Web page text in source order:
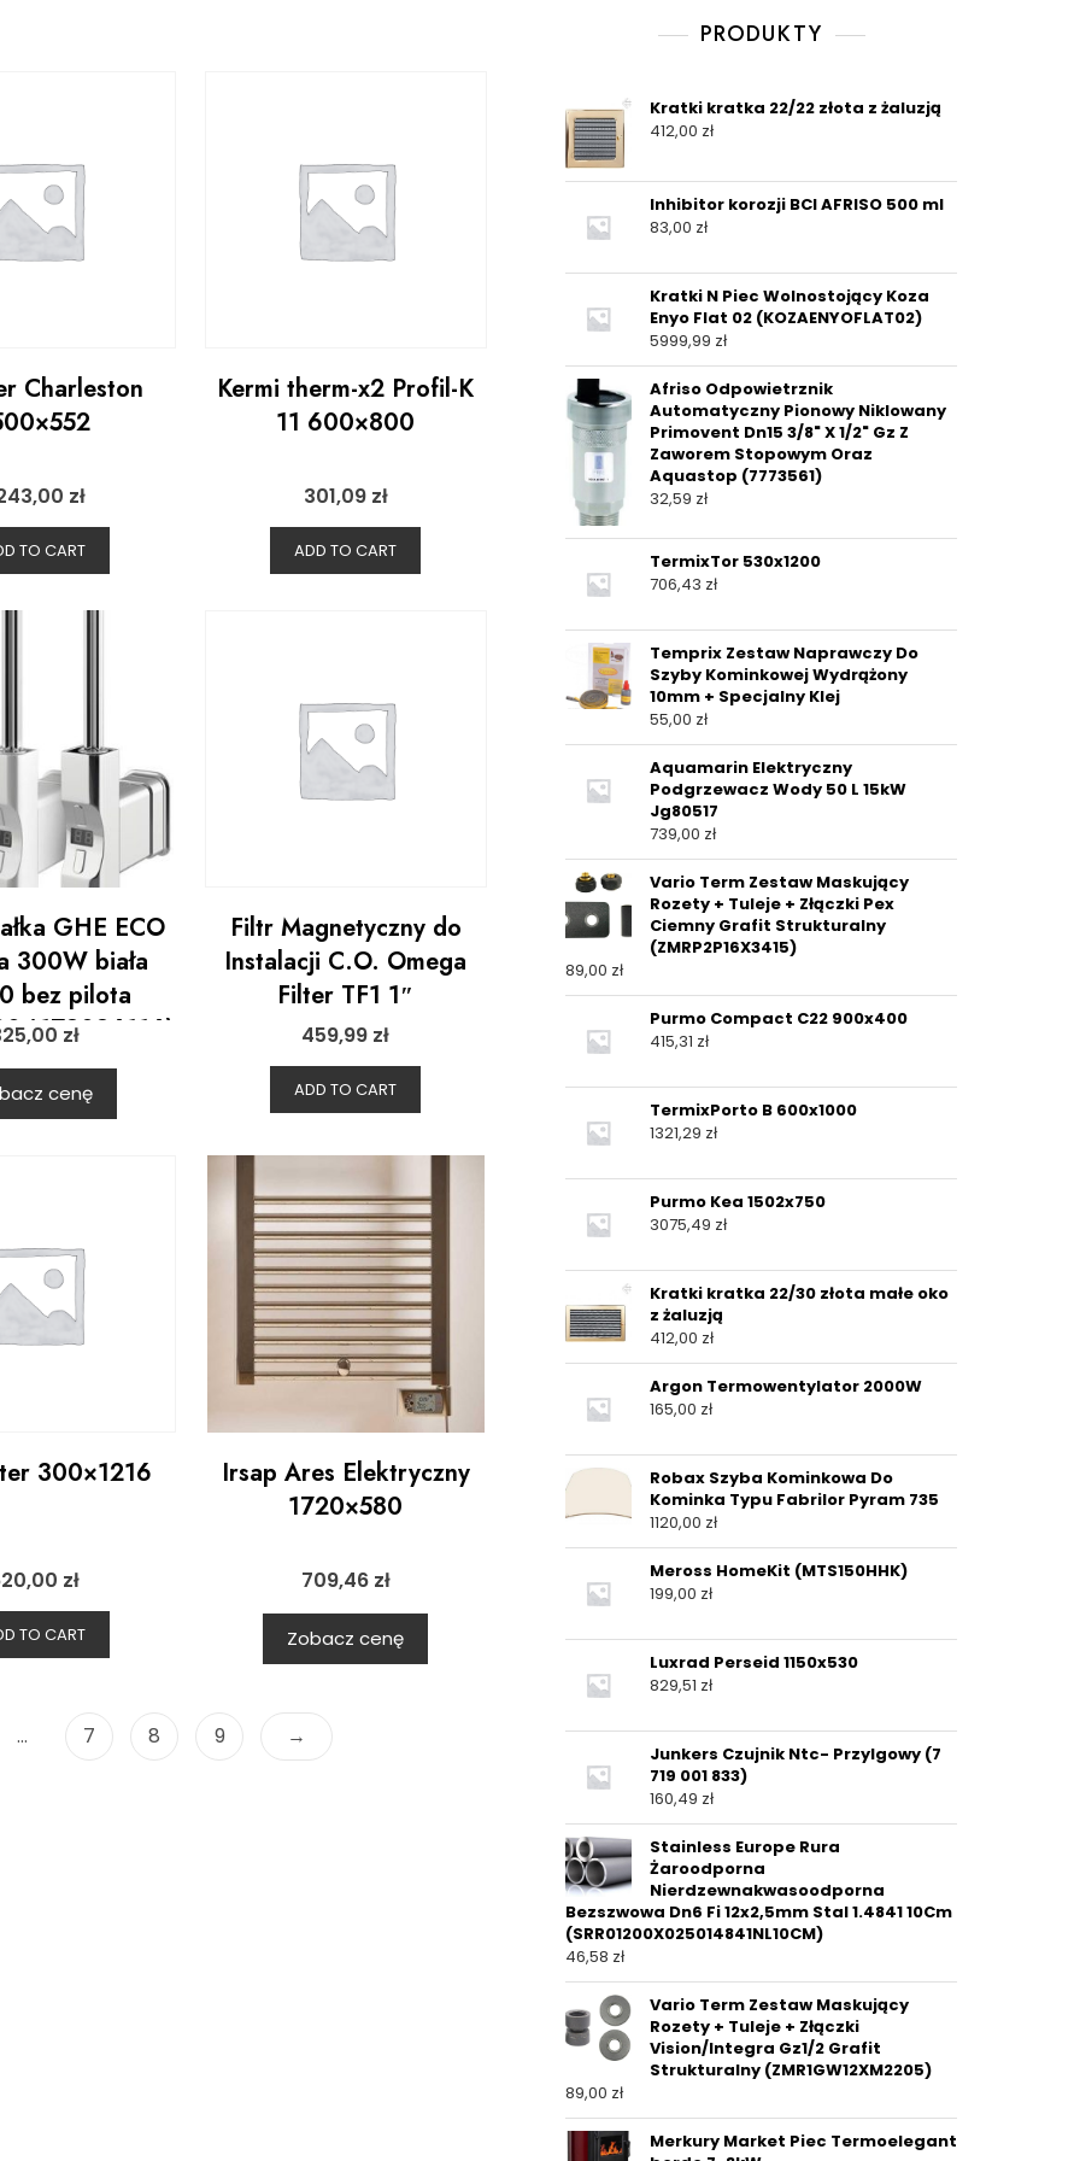
Charleston
zł
TO CART
Kermi therm-x2 Profil-K
11 600×800
301,09 zł
ADD TO CART
GHE ECO
300W biała
bez pilota
zł
cenę
Filtr Magnetyczny do
Instalacji C.O. Omega
Filter TF1 1″
459,99 zł
ADD TO CART
300×1216
zł
TO CART
Irsap Ares Elektryczny
1720×580
709,46 zł
Zobacz cenę
… 7 8 9 →
PRODUKTY
Kratki kratka 22/22 złota z żaluzją
412,00 zł
Inhibitor korozji BCI AFRISO 500 ml
83,00 zł
Kratki N Piec Wolnostojący Koza
Enyo Flat 02 (KOZAENYOFLAT02)
5999,99 zł
Afriso Odpowietrznik
Automatyczny Pionowy Niklowany
Primovent Dn15 3/8" X 1/2" Gz Z
Zaworem Stopowym Oraz
Aquastop (7773561)
32,59 zł
TermixTor 530x1200
706,43 zł
Temprix Zestaw Naprawczy Do
Szyby Kominkowej Wydrążony
10mm + Specjalny Klej
55,00 zł
Aquamarin Elektryczny
Podgrzewacz Wody 50 L 15kW
Jg80517
739,00 zł
Vario Term Zestaw Maskujący
Rozety + Tuleje + Złączki Pex
Ciemny Grafit Strukturalny
(ZMRP2P16X3415)
89,00 zł
Purmo Compact C22 900x400
415,31 zł
TermixPorto B 600x1000
1321,29 zł
Purmo Kea 1502x750
3075,49 zł
Kratki kratka 22/30 złota małe oko
z żaluzją
412,00 zł
Argon Termowentylator 2000W
165,00 zł
Robax Szyba Kominkowa Do
Kominka Typu Fabrilor Pyram 735
1120,00 zł
Meross HomeKit (MTS150HHK)
199,00 zł
Luxrad Perseid 1150x530
829,51 zł
Junkers Czujnik Ntc- Przylgowy (7
719 001 833)
160,49 zł
Stainless Europe Rura
Żaroodporna
Nierdzewnakwasoodporna
Bezszwowa Dn6 Fi 12x2,5mm Stal 1.4841 10Cm
(SRR01200X025014841NL10CM)
46,58 zł
Vario Term Zestaw Maskujący
Rozety + Tuleje + Złączki
Vision/Integra Gz1/2 Grafit
Strukturalny (ZMR1GW12XM2205)
89,00 zł
Merkury Market Piec Termoelegant